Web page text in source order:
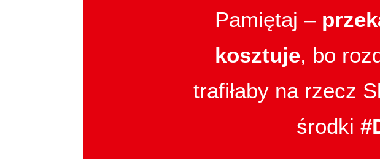
Pamiętaj –
kosztuje, bo
trafiłaby na rzecz
środki